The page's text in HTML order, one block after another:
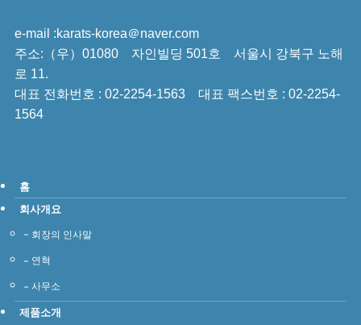
e-mail :karats-korea＠naver.com
주소:（우）01080 자인빌딩 501호 서울시 강북구 노해
로 11.
대표 전화번호 : 02-2254-1563 대표 팩스번호 : 02-2254-
1564
홈
회사개요
회장의 인사말
연혁
사무소
제품소개